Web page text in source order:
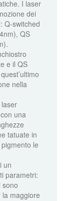
I laser
dei
Q-switched
QS
e il QS
nella
una
tatuate in
le
un
parametri:
sono
maggiore